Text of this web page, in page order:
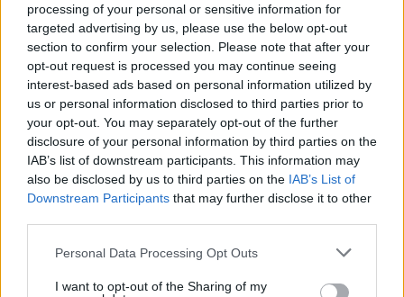
processing of your personal or sensitive information for
targeted advertising by us, please use the below opt-out
section to confirm your selection. Please note that after your
opt-out request is processed you may continue seeing
interest-based ads based on personal information utilized by
us or personal information disclosed to third parties prior to
your opt-out. You may separately opt-out of the further
disclosure of your personal information by third parties on the
IAB’s list of downstream participants. This information may
also be disclosed by us to third parties on the IAB’s List of
Downstream Participants that may further disclose it to other
Please note that this website/app uses one or more Google
not limited to your visit or usage behaviour. You may click to
Personal Data Processing Opt Outs
I want to opt-out of the Sharing of my
AUTOR
María Vázquez
María Vázquez, zaragozana de 38 años con
gafas y mirada analítica, rememora haber
cubierto la crecida del Ebro en 2015 desde la
ribera del Actur. Afirma la necesidad de rigor
y contexto en cada pieza; es licenciada en
Historia por la Universidad de Zaragoza y
mantiene una columna semanal sobre vida